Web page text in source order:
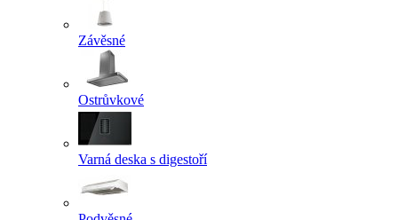
Závěsné
Ostrůvkové
Varná deska s digestoří